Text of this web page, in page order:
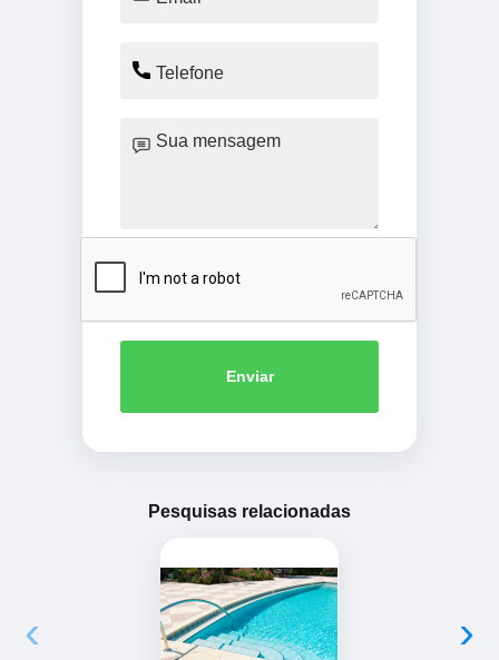
Enviar
Pesquisas relacionadas
‹ ›